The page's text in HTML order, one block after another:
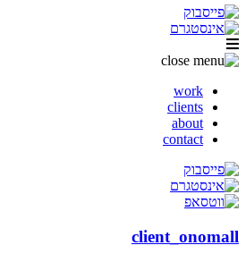
work
clients
about
contact
client_onomall